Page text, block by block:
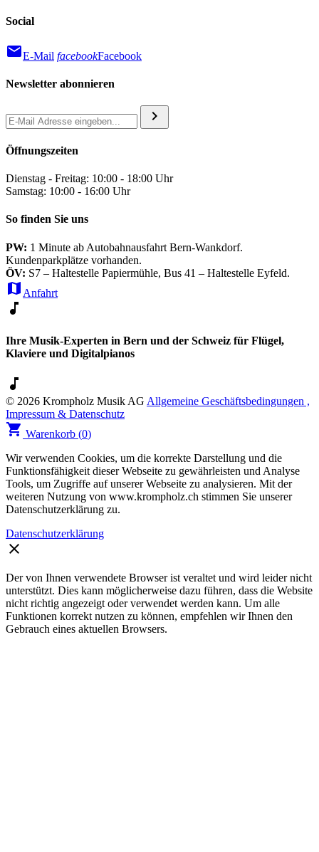
Social
mailE-Mail facebookFacebook
Newsletter abonnieren
chevron_right
Öffnungszeiten
Dienstag - Freitag: 10:00 - 18:00 Uhr
Samstag: 10:00 - 16:00 Uhr
So finden Sie uns
PW: 1 Minute ab Autobahnausfahrt Bern-Wankdorf.
Kundenparkplätze vorhanden.
ÖV: S7 – Haltestelle Papiermühle, Bus 41 – Haltestelle Eyfeld.
map Anfahrt
music_note
Ihre Musik-Experten in Bern und der Schweiz für Flügel,
Klaviere und Digitalpianos
music_note
© 2026 Krompholz Musik AG Allgemeine Geschäftsbedingungen ,
Impressum & Datenschutz
shopping_cart Warenkorb (0)
Wir verwenden Cookies, um die korrekte Darstellung und die
Funktionsfähigkeit dieser Webseite zu gewährleisten und Analyse
Tools, um Zugriffe auf unserer Webseite zu analysieren. Mit der
weiteren Nutzung von www.krompholz.ch stimmen Sie unserer
Datenschutzerklärung zu.
Datenschutzerklärung
clear
Der von Ihnen verwendete Browser ist veraltet und wird leider nicht
unterstützt. Dies kann möglicherweise dazu führen, dass die Website
nicht richtig angezeigt oder verwendet werden kann. Um alle
Funktionen korrekt nutzen zu können, empfehlen wir Ihnen den
Gebrauch eines aktuellen Browsers.